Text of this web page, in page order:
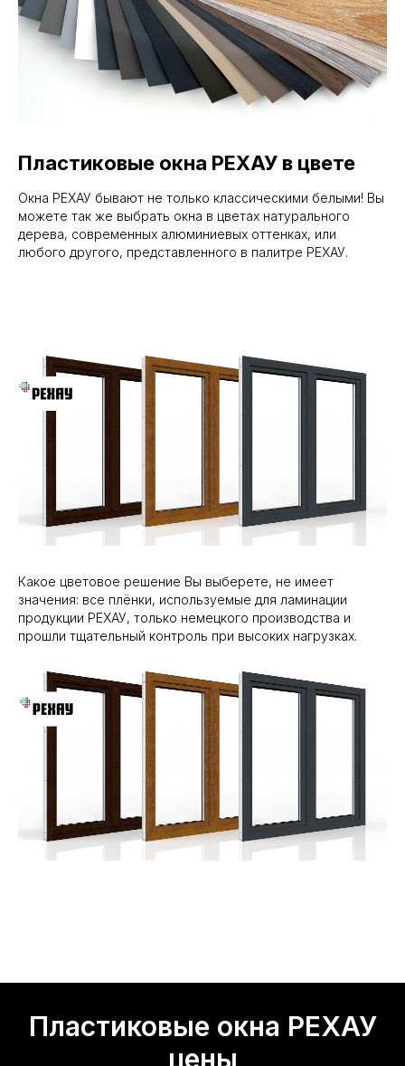
Пластиковые окна РЕХАУ в цвете
Окна РЕХАУ бывают не только классическими белыми! Вы
можете так же выбрать окна в цветах натурального
дерева, современных алюминиевых оттенках, или
любого другого, представленного в палитре РЕХАУ.
Какое цветовое решение Вы выберете, не имеет
значения: все плёнки, используемые для ламинации
продукции РЕХАУ, только немецкого производства и
прошли тщательный контроль при высоких нагрузках.
Пластиковые окна РЕХАУ
цены